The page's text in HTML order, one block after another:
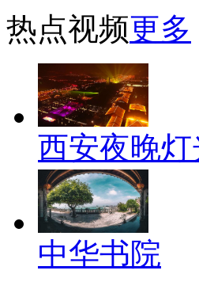
热点视频更多
西安夜晚灯
中华书院